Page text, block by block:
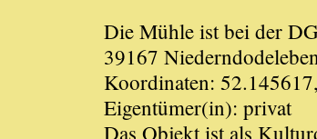
Die Mühle ist bei der
39167
Koordinaten:
Eigentümer(in): privat
Das Objekt ist als